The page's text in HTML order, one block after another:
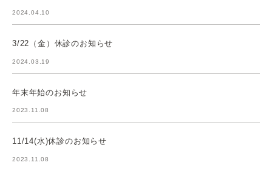
2024.04.10
3/22（金）休診のお知らせ
2024.03.19
年末年始のお知らせ
2023.11.08
11/14(水)休診のお知らせ
2023.11.08